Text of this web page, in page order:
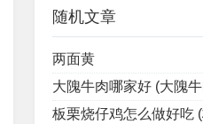
随机文章
两面黄
大隗牛肉哪家好 (大隗
板栗烧仔鸡怎么做好吃